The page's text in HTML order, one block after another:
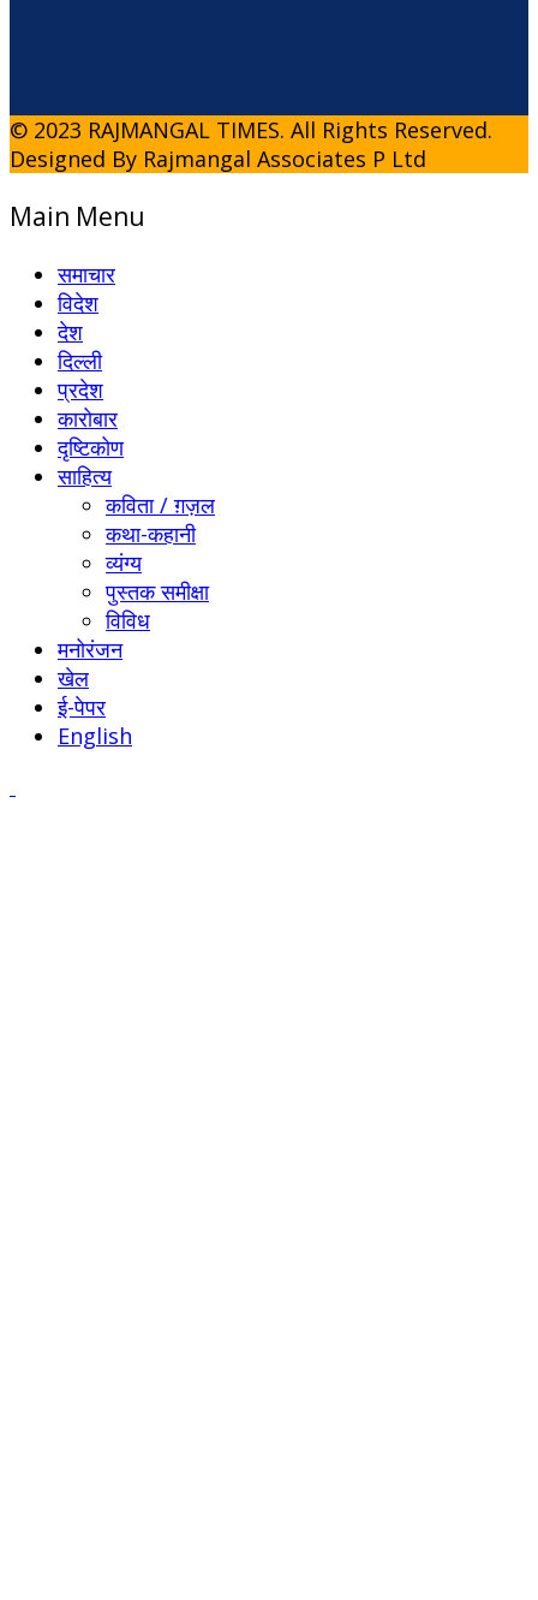
© 2023 RAJMANGAL TIMES. All Rights Reserved.
Designed By Rajmangal Associates P Ltd
Main Menu
समाचार
विदेश
देश
दिल्ली
प्रदेश
कारोबार
दृष्टिकोण
साहित्य
कविता / ग़ज़ल
कथा-कहानी
व्यंग्य
पुस्तक समीक्षा
विविध
मनोरंजन
खेल
ई-पेपर
English